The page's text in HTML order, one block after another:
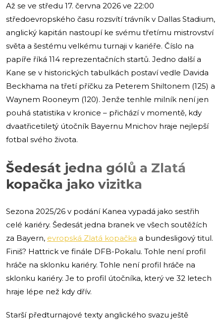
Až se ve středu 17. června 2026 ve 22:00
středoevropského času rozsvítí trávník v Dallas Stadium,
anglický kapitán nastoupí ke svému třetímu mistrovství
světa a šestému velkému turnaji v kariéře. Číslo na
papíře říká 114 reprezentačních startů. Jedno další a
Kane se v historických tabulkách postaví vedle Davida
Beckhama na třetí příčku za Peterem Shiltonem (125) a
Waynem Rooneym (120). Jenže tenhle milník není jen
pouhá statistika v kronice – přichází v momentě, kdy
dvaatřicetiletý útočník Bayernu Mnichov hraje nejlepší
fotbal svého života.
Šedesát jedna gólů a Zlatá
kopačka jako vizitka
Sezona 2025/26 v podání Kanea vypadá jako sestřih
celé kariéry. Šedesát jedna branek ve všech soutěžích
za Bayern, evropská Zlatá kopačka a bundesligový titul.
Finiš? Hattrick ve finále DFB-Pokalu. Tohle není profil
hráče na sklonku kariéry. Tohle není profil hráče na
sklonku kariéry. Je to profil útočníka, který ve 32 letech
hraje lépe než kdy dřív.
Starší předturnajové texty anglického svazu ještě